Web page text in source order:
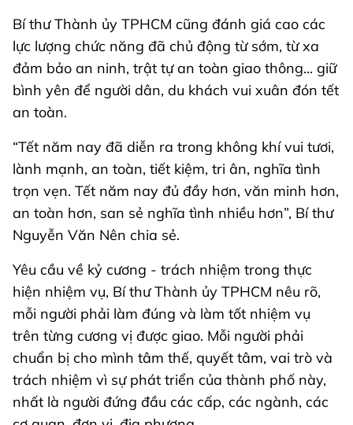
Bí thư Thành ủy TPHCM cũng đánh giá cao các
lực lượng chức năng đã chủ động từ sớm, từ xa
đảm bảo an ninh, trật tự an toàn giao thông... giữ
bình yên để người dân, du khách vui xuân đón tết
an toàn.
“Tết năm nay đã diễn ra trong không khí vui tươi,
lành mạnh, an toàn, tiết kiệm, tri ân, nghĩa tình
trọn vẹn. Tết năm nay đủ đầy hơn, văn minh hơn,
an toàn hơn, san sẻ nghĩa tình nhiều hơn”, Bí thư
Nguyễn Văn Nên chia sẻ.
Yêu cầu về kỷ cương - trách nhiệm trong thực
hiện nhiệm vụ, Bí thư Thành ủy TPHCM nêu rõ,
mỗi người phải làm đúng và làm tốt nhiệm vụ
trên từng cương vị được giao. Mỗi người phải
chuẩn bị cho mình tâm thế, quyết tâm, vai trò và
trách nhiệm vì sự phát triển của thành phố này,
nhất là người đứng đầu các cấp, các ngành, các